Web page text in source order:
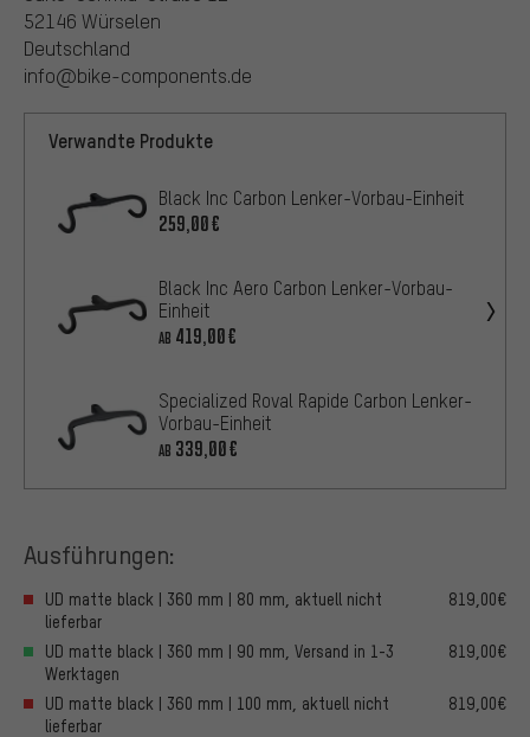
52146 Würselen
Deutschland
info@bike-components.de
Verwandte Produkte
Black Inc Carbon Lenker-Vorbau-Einheit
259,00€
Black Inc Aero Carbon Lenker-Vorbau-
Einheit
AB 419,00€
Specialized Roval Rapide Carbon Lenker-
Vorbau-Einheit
AB 339,00€
Ausführungen:
UD matte black | 360 mm | 80 mm, aktuell nicht
lieferbar
819,00€
UD matte black | 360 mm | 90 mm, Versand in 1-3
Werktagen
819,00€
UD matte black | 360 mm | 100 mm, aktuell nicht
lieferbar
819,00€